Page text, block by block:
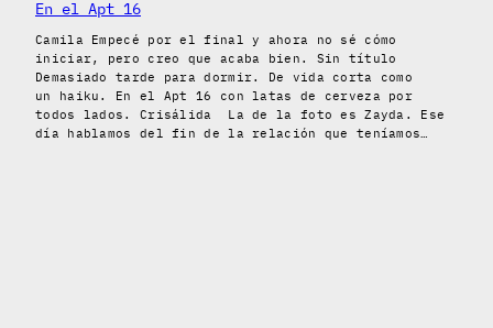
En el Apt 16
Camila Empecé por el final y ahora no sé cómo
iniciar, pero creo que acaba bien. Sin título
Demasiado tarde para dormir. De vida corta como
un haiku. En el Apt 16 con latas de cerveza por
todos lados. Crisálida La de la foto es Zayda. Ese
día hablamos del fin de la relación que teníamos…